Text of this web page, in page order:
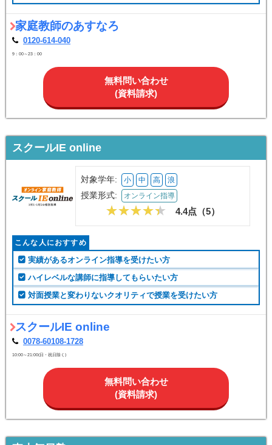
家庭教師のあすなろ
0120-614-040
9：00～23：00
無料問い合わせ
(資料請求)
スクールIE online
対象学年: 小 中 高 浪
授業形式: オンライン指導
4.4点（5）
こんな人におすすめ
実績があるオンライン指導を受けたい方
ハイレベルな講師に指導してもらいたい方
対面授業と変わりないクオリティで授業を受けたい方
スクールIE online
0078-60108-1728
10:00～21:00(日・祝日除く)
無料問い合わせ
(資料請求)